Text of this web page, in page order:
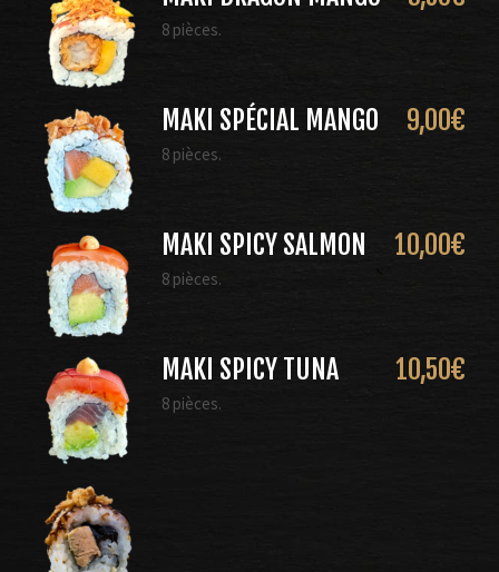
8 pièces.
MAKI SPÉCIAL MANGO 9,00€
8 pièces.
MAKI SPICY SALMON 10,00€
8 pièces.
MAKI SPICY TUNA 10,50€
8 pièces.